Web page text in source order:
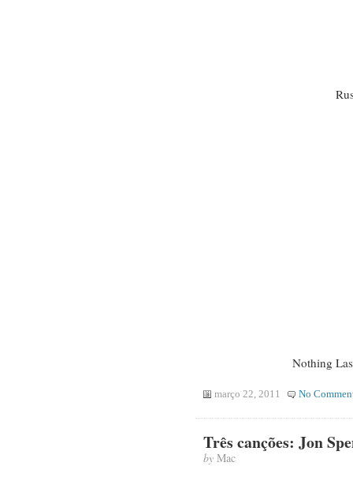
Nothing
março 22, 2011 No
Três canções: Jon
byMac